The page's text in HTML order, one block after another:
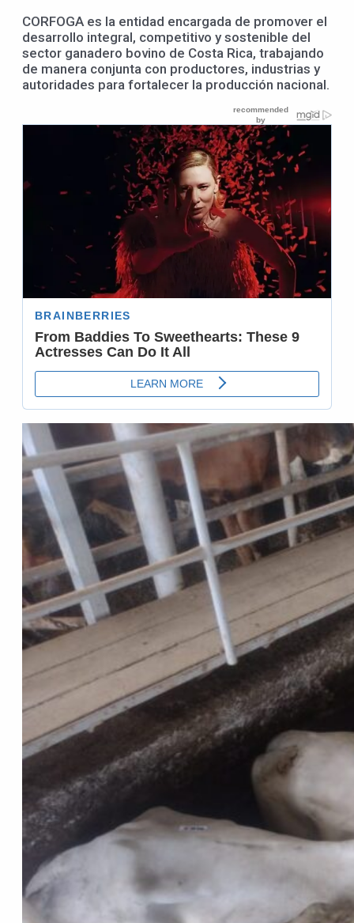
CORFOGA es la entidad encargada de promover el
desarrollo integral, competitivo y sostenible del
sector ganadero bovino de Costa Rica, trabajando
de manera conjunta con productores, industrias y
autoridades para fortalecer la producción nacional.